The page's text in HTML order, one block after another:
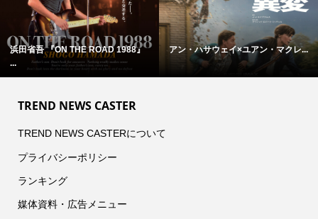
浜田省吾 『ON THE ROAD 1988』
...
アン・ハサウェイ×ユアン・マクレ...
TREND NEWS CASTER
TREND NEWS CASTERについて
プライバシーポリシー
ランキング
媒体資料・広告メニュー